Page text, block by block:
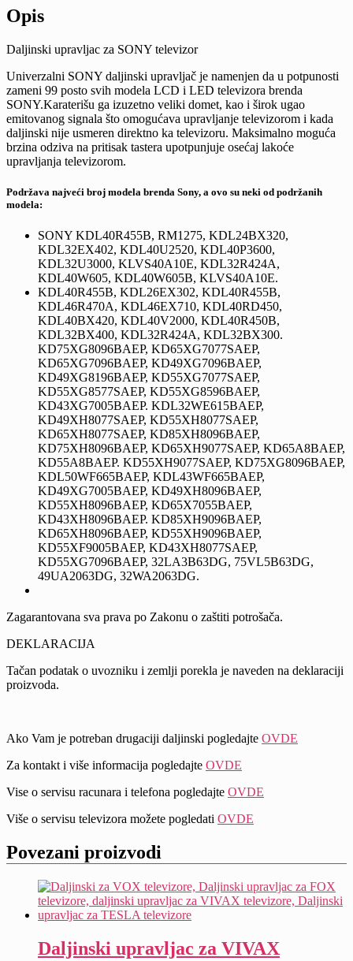
Opis
Daljinski upravljac za SONY televizor
Univerzalni SONY daljinski upravljač je namenjen da u potpunosti
zameni 99 posto svih modela LCD i LED televizora brenda
SONY.Karaterišu ga izuzetno veliki domet, kao i širok ugao
emitovanog signala što omogućava upravljanje televizorom i kada
daljinski nije usmeren direktno ka televizoru. Maksimalno moguća
brzina odziva na pritisak tastera upotpunjuje osećaj lakoće
upravljanja televizorom.
Podržava najveći broj modela brenda Sony, a ovo su neki od podržanih
modela:
SONY KDL40R455B, RM1275, KDL24BX320,
KDL32EX402, KDL40U2520, KDL40P3600,
KDL32U3000, KLVS40A10E, KDL32R424A,
KDL40W605, KDL40W605B, KLVS40A10E.
KDL40R455B, KDL26EX302, KDL40R455B,
KDL46R470A, KDL46EX710, KDL40RD450,
KDL40BX420, KDL40V2000, KDL40R450B,
KDL32BX400, KDL32R424A, KDL32BX300.
KD75XG8096BAEP, KD65XG7077SAEP,
KD65XG7096BAEP, KD49XG7096BAEP,
KD49XG8196BAEP, KD55XG7077SAEP,
KD55XG8577SAEP, KD55XG8596BAEP,
KD43XG7005BAEP. KDL32WE615BAEP,
KD49XH8077SAEP, KD55XH8077SAEP,
KD65XH8077SAEP, KD85XH8096BAEP,
KD75XH8096BAEP, KD65XH9077SAEP, KD65A8BAEP,
KD55A8BAEP. KD55XH9077SAEP, KD75XG8096BAEP,
KDL50WF665BAEP, KDL43WF665BAEP,
KD49XG7005BAEP, KD49XH8096BAEP,
KD55XH8096BAEP, KD65X7055BAEP,
KD43XH8096BAEP. KD85XH9096BAEP,
KD65XH8096BAEP, KD55XH9096BAEP,
KD55XF9005BAEP, KD43XH8077SAEP,
KD55XG7096BAEP, 32LA3B63DG, 75VL5B63DG,
49UA2063DG, 32WA2063DG.
Zagarantovana sva prava po Zakonu o zaštiti potrošača.
DEKLARACIJA
Tačan podatak o uvozniku i zemlji porekla je naveden na deklaraciji
proizvoda.
Ako Vam je potreban drugaciji daljinski pogledajte OVDE
Za kontakt i više informacija pogledajte OVDE
Vise o servisu racunara i telefona pogledajte OVDE
Više o servisu televizora možete pogledati OVDE
Povezani proizvodi
Daljinski upravljac za VIVAX